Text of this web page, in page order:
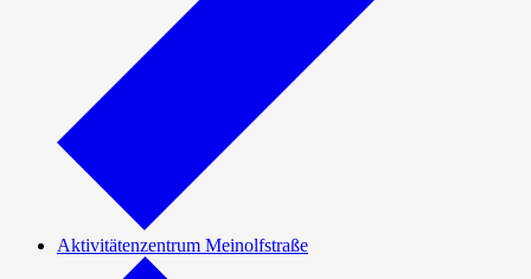
Aktivitätenzentrum Meinolfstraße